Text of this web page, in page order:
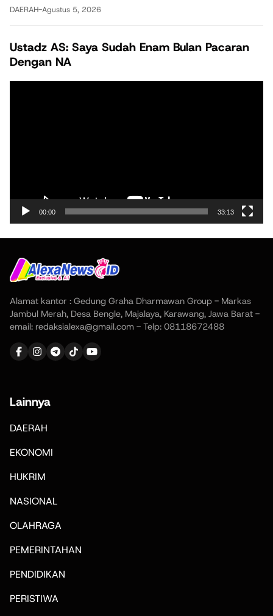
DAERAH-Agustus 5, 2026
Ustadz AS: Saya Sudah Enam Bulan Pacaran
Dengan NA
00:00 33:13
Alamat kantor : Gedung Graha Dharmawan Group - Markas
Jambul Merah, Desa Bengle, Majalaya, Karawang, Jawa Barat -
email: redaksialexa@gmail.com - Telp: 08118672488
Lainnya
DAERAH
EKONOMI
HUKRIM
NASIONAL
OLAHRAGA
PEMERINTAHAN
PENDIDIKAN
PERISTIWA